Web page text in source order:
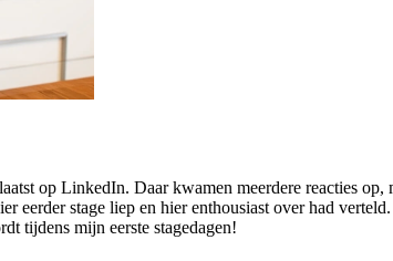
op LinkedIn. Daar kwamen meerdere reacties
eerder stage liep en hier enthousiast over had
tijdens mijn eerste stagedagen!